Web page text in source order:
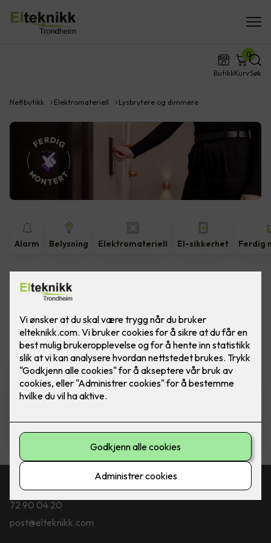
ButikkKurv
0
Søk
Nettbutikk Elektromateriell Lysbrytere og dimmere
Alarm Belysning Elektromateriell El-sikkerhet Ferdig
Vis flerefiltre
ELKO Dimmer - RS16/315 LED
Ferdig montert utskift dimmer
2,290,-
Kontakt oss
72 90 04 20
post@elteknikk.com